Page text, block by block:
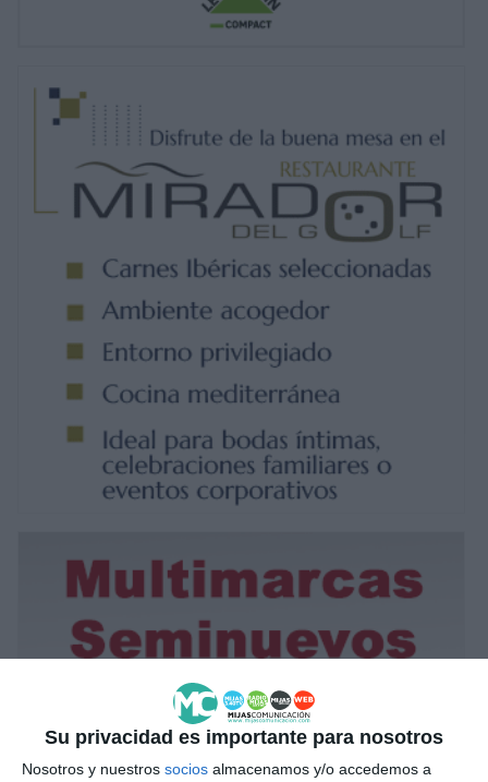
Su privacidad es importante para nosotros
Nosotros y nuestros socios almacenamos y/o accedemos a